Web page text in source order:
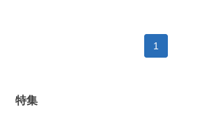
1
特集